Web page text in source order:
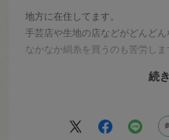
地方に在住してます。
手芸店や生地の店などがどんどん
なかなか絹糸を買うのも苦労しま
しまったので、ネットで購入し
色見本でもあれば良いけど、ネ
続